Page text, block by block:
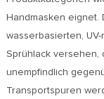
Handmasken eignet.
wasserbasierten,
Sprühlack versehen,
unempfindlich
Transportspuren